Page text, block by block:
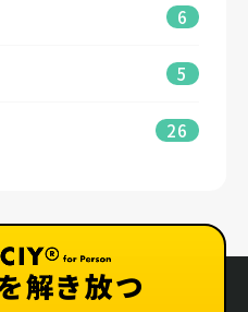
6
5
26
解き放つ